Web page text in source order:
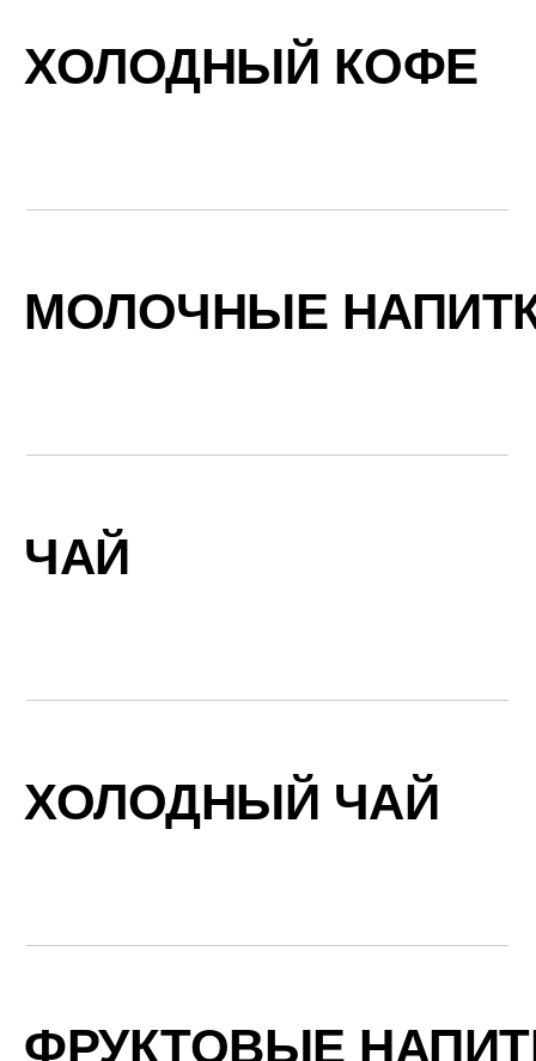
ХОЛОДНЫЙ КОФЕ
МОЛОЧНЫЕ
ЧАЙ
ХОЛОДНЫЙ ЧАЙ
ФРУКТОВЫЕ